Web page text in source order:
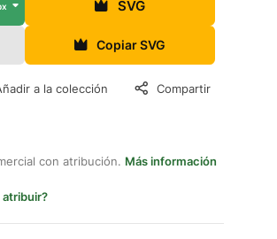
SVG
Copiar SVG
a la colección Compartir
con atribución. Más información
atribuir?